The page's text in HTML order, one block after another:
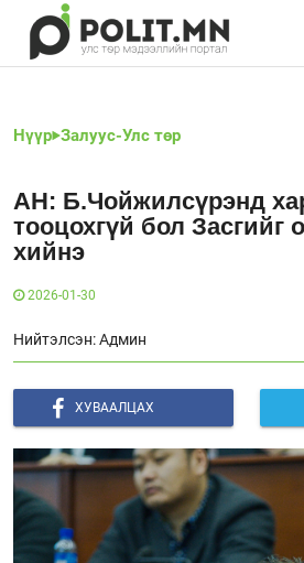
Нүүр Залуус-Улс төр
АН: Б.Чойжилсүрэнд
тооцохгүй бол Засгийг
хийнэ
2026-01-30
Нийтэлсэн: Админ
ХУВААЛЦАХ